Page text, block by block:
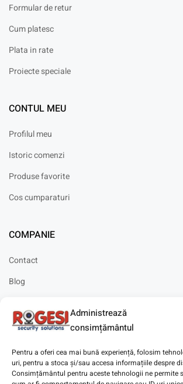
Administrează
consimțământul
Pentru a oferi cea mai bună experiență, folosim
uri, pentru a stoca și/sau accesa informațiile despre
Consimțământul pentru aceste tehnologii ne permite
Formular de retur
Cum platesc
Plata in rate
Proiecte speciale
CONTUL MEU
Profilul meu
Istoric comenzi
Produse favorite
Cos cumparaturi
COMPANIE
Contact
Blog
Solicitare instalare